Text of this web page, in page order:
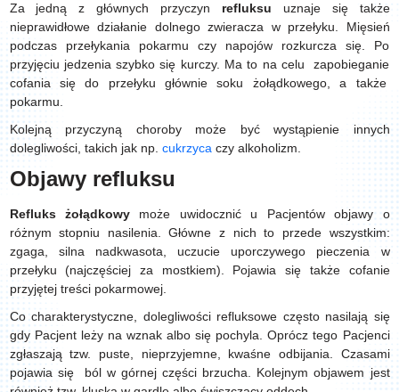
Za jedną z głównych przyczyn refluksu uznaje się także
nieprawidłowe działanie dolnego zwieracza w przełyku. Mięsień
podczas przełykania pokarmu czy napojów rozkurcza się. Po
przyjęciu jedzenia szybko się kurczy. Ma to na celu zapobieganie
cofania się do przełyku głównie soku żołądkowego, a także
pokarmu.
Kolejną przyczyną choroby może być wystąpienie innych
dolegliwości, takich jak np. cukrzyca czy alkoholizm.
Objawy refluksu
Refluks żołądkowymoże uwidocznić u Pacjentów objawy o
różnym stopniu nasilenia. Główne z nich to przede wszystkim:
zgaga, silna nadkwasota, uczucie uporczywego pieczenia w
przełyku (najczęściej za mostkiem). Pojawia się także cofanie
przyjętej treści pokarmowej.
Co charakterystyczne, dolegliwości refluksowe często nasilają się
gdy Pacjent leży na wznak albo się pochyla. Oprócz tego Pacjenci
zgłaszają tzw. puste, nieprzyjemne, kwaśne odbijania. Czasami
pojawia się ból w górnej części brzucha. Kolejnym objawem jest